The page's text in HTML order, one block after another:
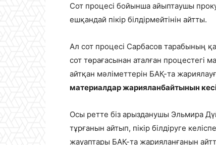
Сот процесі бойынша айыптаушы
ешқандай пікір білдірмейтінін айтты.
Ал сот процесі Сарбасов тарабының
сот төрағасынан аталған процестегі
айтқан мәліметтерін БАҚ-та
материалдар жарияланбайтынын
Осы ретте біз арызданушы Эльмира
тұрғанын айтып, пікір білдіруге
жауаптары БАҚ-та жарияланғанын